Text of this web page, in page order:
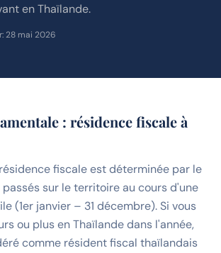
en Thaïlande.
:28 mai 2026
: résidence fiscale à
fiscale est déterminée par le
sur le territoire au cours d'une
(1er janvier – 31 décembre). Si vous
ou plus en Thaïlande dans l'année,
comme résident fiscal thaïlandais